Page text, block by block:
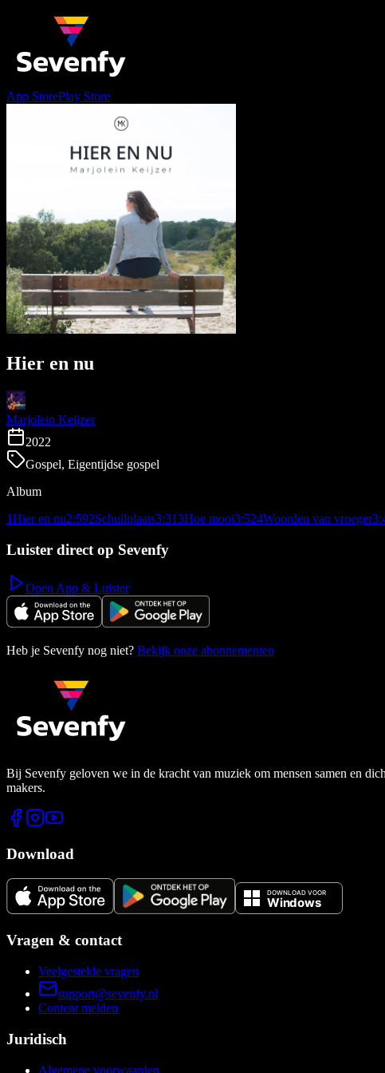
App StorePlay Store
Hier en nu
Marjolein Keijzer
2022
Gospel, Eigentijdse gospel
Album
1Hier en nu2:592Schuilplaats3:313Hoe mooi3:524Woorden van vroeger
Luister direct op Sevenfy
Open App & Luister
Heb je Sevenfy nog niet? Bekijk onze abonnementen
Bij Sevenfy geloven we in de kracht van muziek om mensen samen en
makers.
Download
Vragen & contact
Veelgestelde vragen
support@sevenfy.nl
Content melden
Juridisch
Algemene voorwaarden